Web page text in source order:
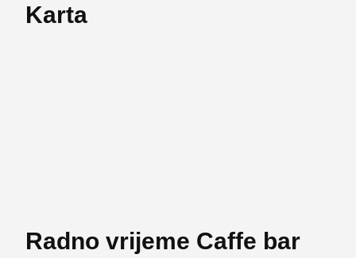
Karta
Radno vrijeme Caffe bar